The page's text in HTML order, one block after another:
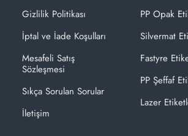
Gizlilik Politikası
İptal ve İade Koşulları
Mesafeli Satış
Sözleşmesi
Sıkça Sorulan Sorular
İletişim
PP Opak
Silvermat
Fastyre
PP Şeffaf
Lazer